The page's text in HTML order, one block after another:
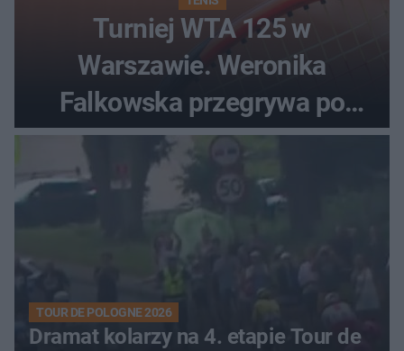
Turniej WTA 125 w
Warszawie. Weronika
Falkowska przegrywa po
zaciętym boju
TOUR DE POLOGNE 2026
Dramat kolarzy na 4. etapie Tour de